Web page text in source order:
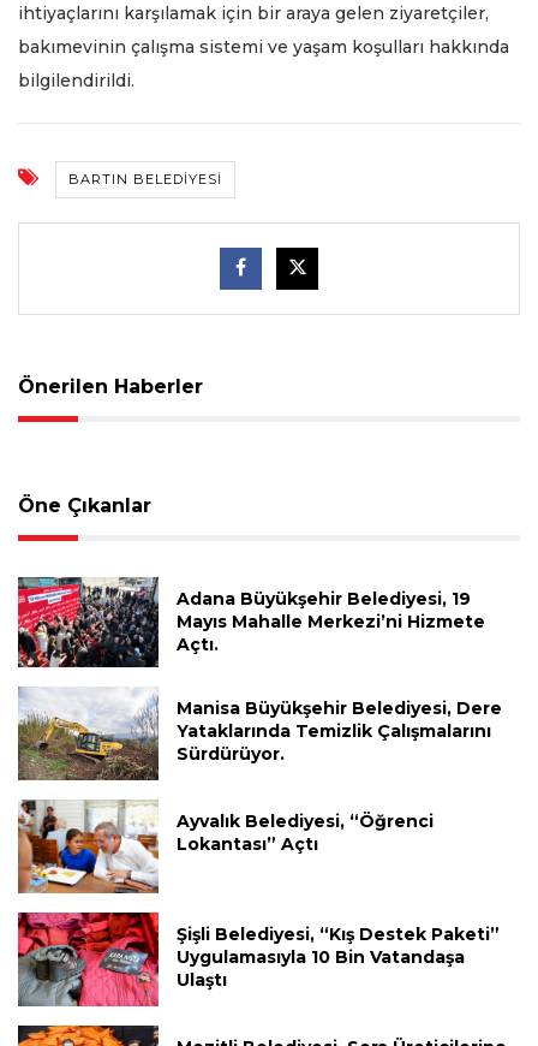
ihtiyaçlarını karşılamak için bir araya gelen ziyaretçiler,
bakımevinin çalışma sistemi ve yaşam koşulları hakkında
bilgilendirildi.
BARTIN BELEDIYESI
Önerilen Haberler
Öne Çıkanlar
Adana Büyükşehir Belediyesi, 19
Mayıs Mahalle Merkezi’ni Hizmete
Açtı.
Manisa Büyükşehir Belediyesi, Dere
Yataklarında Temizlik Çalışmalarını
Sürdürüyor.
Ayvalık Belediyesi, “Öğrenci
Lokantası” Açtı
Şişli Belediyesi, “Kış Destek Paketi”
Uygulamasıyla 10 Bin Vatandaşa
Ulaştı